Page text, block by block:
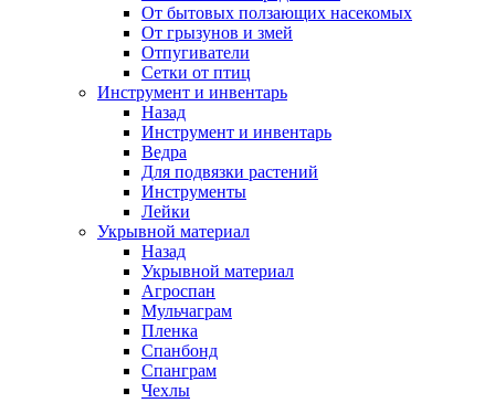
От бытовых ползающих насекомых
От грызунов и змей
Отпугиватели
Сетки от птиц
Инструмент и инвентарь
Назад
Инструмент и инвентарь
Ведра
Для подвязки растений
Инструменты
Лейки
Укрывной материал
Назад
Укрывной материал
Агроспан
Мульчаграм
Пленка
Спанбонд
Спанграм
Чехлы